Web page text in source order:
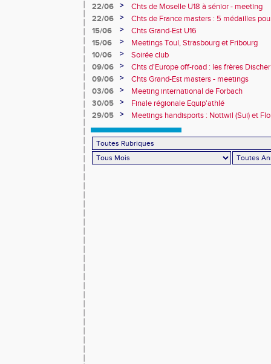
22/06
>
Chts de Moselle U18 à sénior - meeting
22/06
>
Chts de France masters : 5 médailles
15/06
>
Chts Grand-Est U16
15/06
>
Meetings Toul, Strasbourg et Fribourg
10/06
>
Soirée club
09/06
>
Chts d'Europe off-road : les frères
09/06
>
Chts Grand-Est masters - meetings
03/06
>
Meeting international de Forbach
30/05
>
Finale régionale Equip'athlé
29/05
> Meetings handisports : Nottwil (Sui) et